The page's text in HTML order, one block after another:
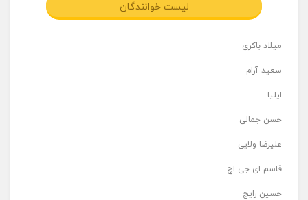
لیست خوانندگان
میلاد باکری
سعید آرام
ایلیا
حسن جمالی
علیرضا ولایی
قاسم ای جی اچ
حسین رایج